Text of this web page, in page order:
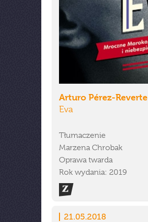
Arturo Pérez-Reverte
Eva
Tłumaczenie
Marzena Chrobak
Oprawa twarda
Rok wydania: 2019
21.05.2018